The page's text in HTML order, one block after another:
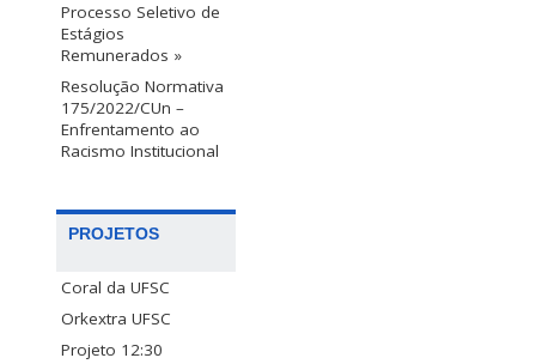
Processo Seletivo de
Estágios
Remunerados »
Resolução Normativa
175/2022/CUn –
Enfrentamento ao
Racismo Institucional
PROJETOS
Coral da UFSC
Orkextra UFSC
Projeto 12:30